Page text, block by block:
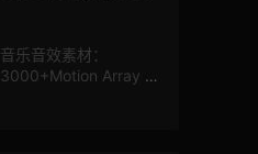
音乐音效素材：
3000+Motion Array 影